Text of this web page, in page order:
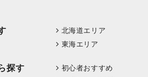
北海道エリア
東海エリア
探す 初心者おすすめ